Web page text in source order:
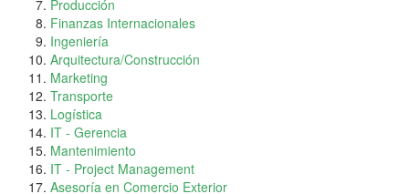
Producción
Finanzas Internacionales
Ingeniería
Arquitectura/Construcción
Marketing
Transporte
Logística
IT - Gerencia
Mantenimiento
IT - Project Management
Asesoría en Comercio Exterior